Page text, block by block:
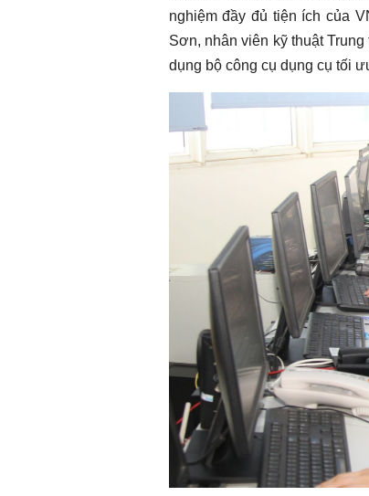
nghiệm đầy đủ tiện ích của
Sơn, nhân viên kỹ thuật
dụng bộ công cụ dụng cụ tối